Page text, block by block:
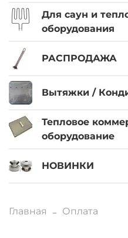
Для саун и
оборудования
РАСПРОДАЖА
Вытяжки /
Тепловое
оборудование
НОВИНКИ
Главная Оплата